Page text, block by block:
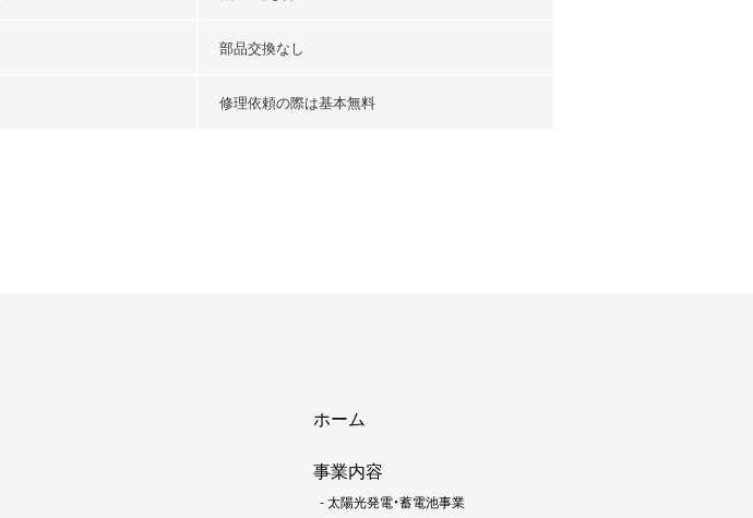
部品交換なし
修理依頼の際は基本無料
ホーム
事業内容
-太陽光発電・蓄電池事業